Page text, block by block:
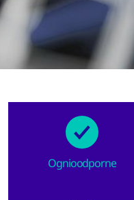
Ognioodporne